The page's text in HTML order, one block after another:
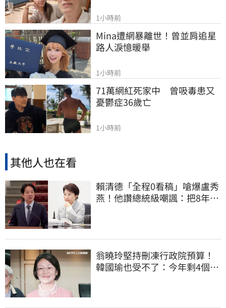
1小時前
Mina遭網暴離世！曾並肩追星
路人淚憶暖舉
1小時前
71萬網紅死家中　曾吸毒患又
憂鬱症36歲亡
1小時前
其他人也在看
賴清德「全程0看稿」嗆爆盧秀
燕！他讚總統級嘲諷：把8年總
翁曉玲堅持刪凍行政院預算！
韓國瑜也受不了：今年剩4個月